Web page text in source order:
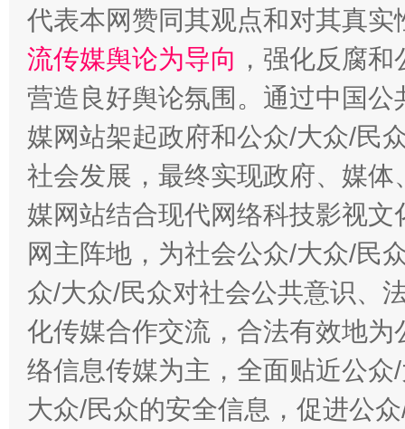
东山县通报“牛蛙产品抗生素超标问题”
代表本网赞同其观点和对其真实
流传媒舆论为导向 ，强化反腐
营造良好舆论氛围。通过中国
媒网站架起政府和公众/大众/民
社会发展，最终实现政府、媒
媒网站结合现代网络科技影视
网主阵地，为社会公众/大众/民
众/大众/民众对社会公共意识、
化传媒合作交流，合法有效地
络信息传媒为主，全面贴近公
大众/民众的安全信息，促进公